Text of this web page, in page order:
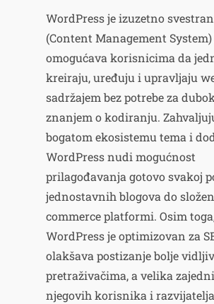
WordPress je izuzetno
(Content Management
omogućava korisnicima da
kreiraju, uređuju i upravljaju
sadržajem bez potrebe za
znanjem o kodiranju.
bogatom ekosistemu tema i
WordPress nudi mogućnost
prilagođavanja gotovo svakoj
jednostavnih blogova do
commerce platformi. Osim
WordPress je optimizovan za
olakšava postizanje bolje
pretraživačima, a velika
njegovih korisnika i